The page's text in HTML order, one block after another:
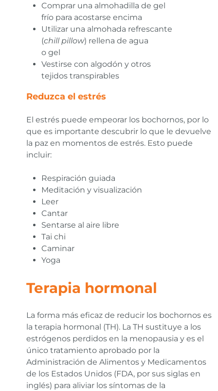
Comprar una almohadilla de gel
frío para acostarse encima
Utilizar una almohada refrescante
(chill pillow) rellena de agua
o gel
Vestirse con algodón y otros
tejidos transpirables
Reduzca el estrés
El estrés puede empeorar los bochornos, por lo
que es importante descubrir lo que le devuelve
la paz en momentos de estrés. Esto puede
incluir:
Respiración guiada
Meditación y visualización
Leer
Cantar
Sentarse al aire libre
Tai chi
Caminar
Yoga
Terapia hormonal
La forma más eficaz de reducir los bochornos es
la terapia hormonal (TH). La TH sustituye a los
estrógenos perdidos en la menopausia y es el
único tratamiento aprobado por la
Administración de Alimentos y Medicamentos
de los Estados Unidos (FDA, por sus siglas en
inglés) para aliviar los síntomas de la